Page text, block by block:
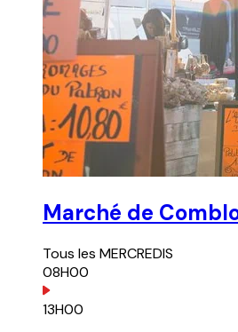
Marché de
Tous les MERCREDIS
08H00
13H00